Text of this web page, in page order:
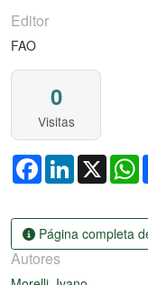
Editor
FAO
0
Visitas
FacebookLinkedIn
X
Página completa
Autores